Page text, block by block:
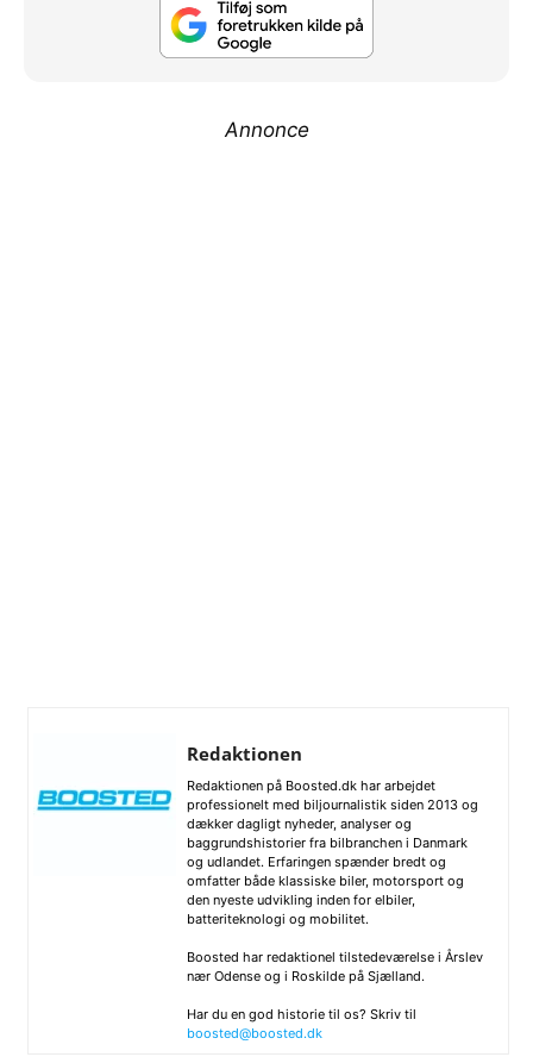
Annonce
Redaktionen
Redaktionen på Boosted.dk har arbejdet
professionelt med biljournalistik siden 2013 og
dækker dagligt nyheder, analyser og
baggrundshistorier fra bilbranchen i Danmark
og udlandet. Erfaringen spænder bredt og
omfatter både klassiske biler, motorsport og
den nyeste udvikling inden for elbiler,
batteriteknologi og mobilitet.
Boosted har redaktionel tilstedeværelse i Årslev
nær Odense og i Roskilde på Sjælland.
Har du en god historie til os? Skriv til
boosted@boosted.dk